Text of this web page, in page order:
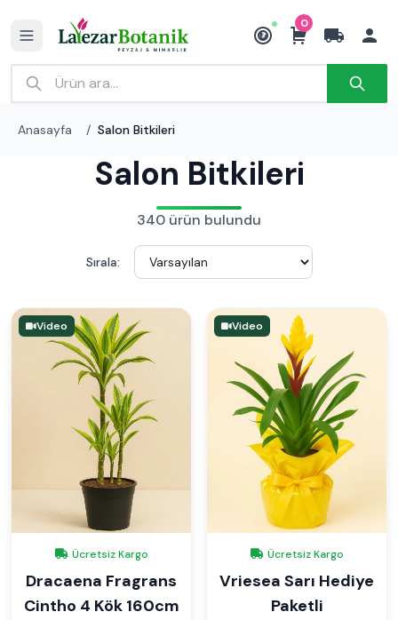
₺
0
Anasayfa / Salon Bitkileri
Salon Bitkileri
340 ürün bulundu
Sırala:
Video
Ücretsiz Kargo
Dracaena Fragrans
Cintho 4 Kök 160cm
Video
Ücretsiz Kargo
Vriesea Sarı Hediye
Paketli